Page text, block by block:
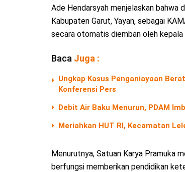
Ade Hendarsyah menjelaskan
Kabupaten Garut, Yayan, sebagai
secara otomatis diemban oleh kepala
Baca Juga :
Ungkap Kasus Penganiayaan
Konferensi Pers
Debit Air Baku Menurun, PDAM
Meriahkan HUT RI, Kecamatan
Menurutnya, Satuan Karya Pramuka
berfungsi memberikan pendidikan